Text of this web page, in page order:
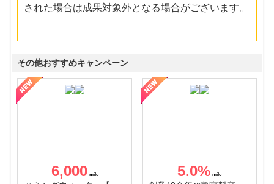
された場合は成果対象外となる場合がございます。
その他おすすめキャンペーン
6,000 5.0%